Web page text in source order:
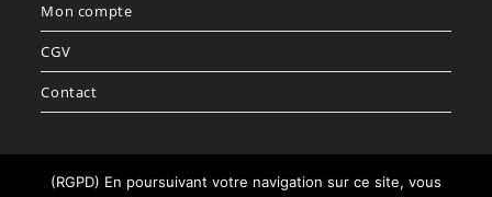
Mon compte
CGV
Contact
(RGPD) En poursuivant votre navigation sur ce site, vous